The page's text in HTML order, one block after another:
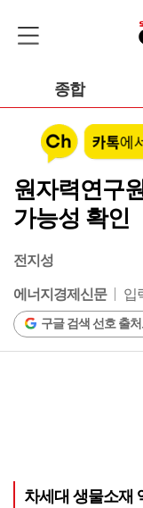
종합
원자력연구
가능성 확인
전지성
에너지경제신문
입
구글 검색 선호 출
차세대 생물소재